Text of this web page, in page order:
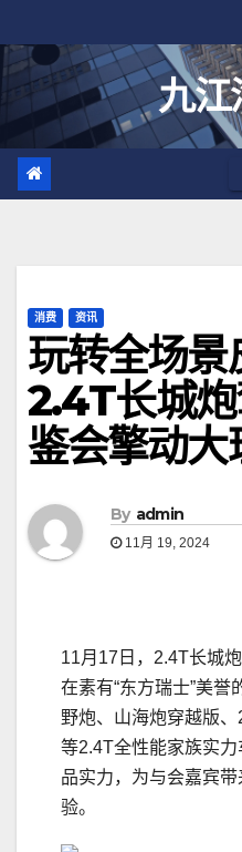
至
九江
消费 资讯
玩转全场景
2.4T长城
鉴会擎动大
By admin
11月 19, 2024
11月17日，2.4T长城
在素有“东方瑞士”美
野炮、山海炮穿越版
等2.4T全性能家族实
品实力，为与会嘉宾
验。